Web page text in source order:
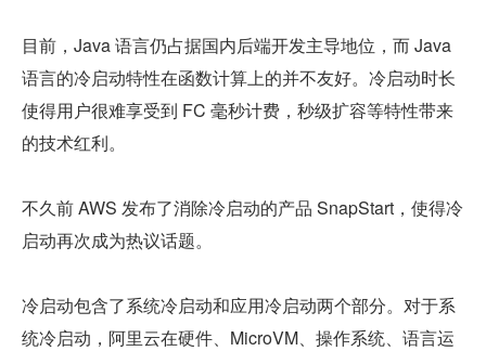
目前，Java 语言仍占据国内后端开发主导地位，而 Java
语言的冷启动特性在函数计算上的并不友好。冷启动时长
使得用户很难享受到 FC 毫秒计费，秒级扩容等特性带来
的技术红利。
不久前 AWS 发布了消除冷启动的产品 SnapStart，使得冷
启动再次成为热议话题。
冷启动包含了系统冷启动和应用冷启动两个部分。对于系
统冷启动，阿里云在硬件、MicroVM、操作系统、语言运